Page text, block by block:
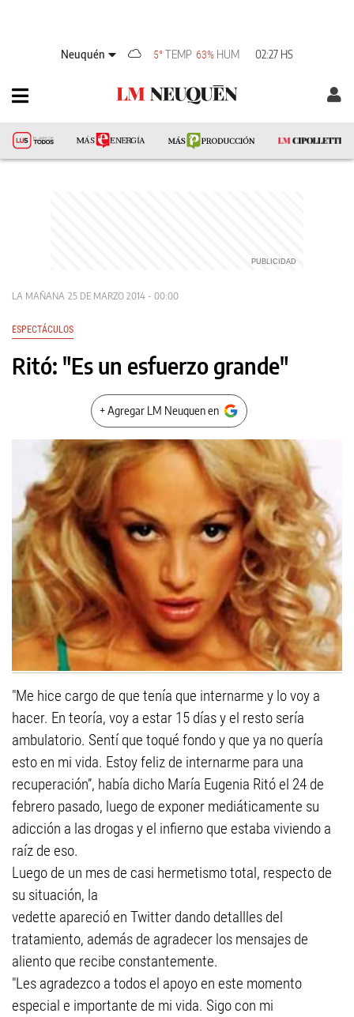
Neuquén 5° TEMP 63% HUM 02:27 HS
LA MAÑANA 25 DE MARZO 2014 - 00:00
ESPECTÁCULOS
Ritó: "Es un esfuerzo grande"
+ Agregar LM Neuquen en
"Me hice cargo de que tenía que internarme y lo voy a
hacer. En teoría, voy a estar 15 días y el resto sería
ambulatorio. Sentí que toqué fondo y que ya no quería
esto en mi vida. Estoy feliz de internarme para una
recuperación”, había dicho María Eugenia Ritó el 24 de
febrero pasado, luego de exponer mediáticamente su
adicción a las drogas y el infierno que estaba viviendo a
raíz de eso.
Luego de un mes de casi hermetismo total, respecto de
su situación, la
vedette apareció en Twitter dando detallles del
tratamiento, además de agradecer los mensajes de
aliento que recibe constantemente.
"Les agradezco a todos el apoyo en este momento
especial e importante de mi vida. Sigo con mi